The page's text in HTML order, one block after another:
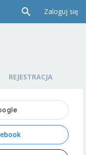
Zaloguj się
REJESTRACJA